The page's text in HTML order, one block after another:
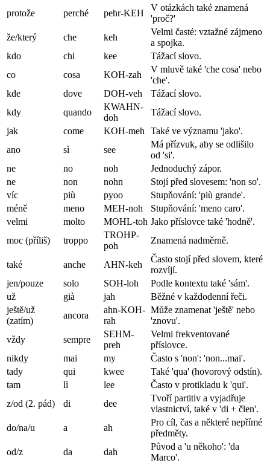
protože
perché pehr-KEH
V otázkách také znamená
'proč?'
že/který
che keh
Velmi časté: vztažné zájmeno
a spojka.
kdo
chi kee
Tážací slovo.
co
cosa KOH-zah
V mluvě také 'che cosa' nebo
'che'.
kde
dove DOH-veh
Tážací slovo.
kdy
quando
KWAHN-
doh
Tážací slovo.
jak
come KOH-meh
Také ve významu 'jako'.
ano
sì see
Má přízvuk, aby se odlišilo
od 'si'.
ne
no noh
Jednoduchý zápor.
ne
non nohn
Stojí před slovesem: 'non so'.
víc
più pyoo
Stupňování: 'più grande'.
méně
meno MEH-noh
Stupňování: 'meno caro'.
velmi
molto MOHL-toh Jako příslovce také 'hodně'.
moc (příliš)
troppo
TROHP-
poh
Znamená nadměrně.
také anche AHN-keh
Často stojí před slovem, které
rozvíjí.
jen/pouze
solo SOH-loh
Podle kontextu také 'sám'.
už
già jah
Běžné v každodenní řeči.
ještě/už
(zatím)
ancora
ahn-KOH-
rah
Může znamenat 'ještě' nebo
'znovu'.
vždy
sempre
SEHM-
preh
Velmi frekventované
příslovce.
nikdy
mai my
Často s 'non': 'non...mai'.
tady
qui kwee
Také 'qua' (hovorový odstín).
tam
lì lee
Často v protikladu k 'qui'.
z/od (2. pád)
di dee
Tvoří partitiv a vyjadřuje
vlastnictví, také v 'di + člen'.
do/na/u
a ah
Pro cíl, čas a některé nepřímé
předměty.
od/z
da dah
Původ a 'u někoho': 'da
Marco'.